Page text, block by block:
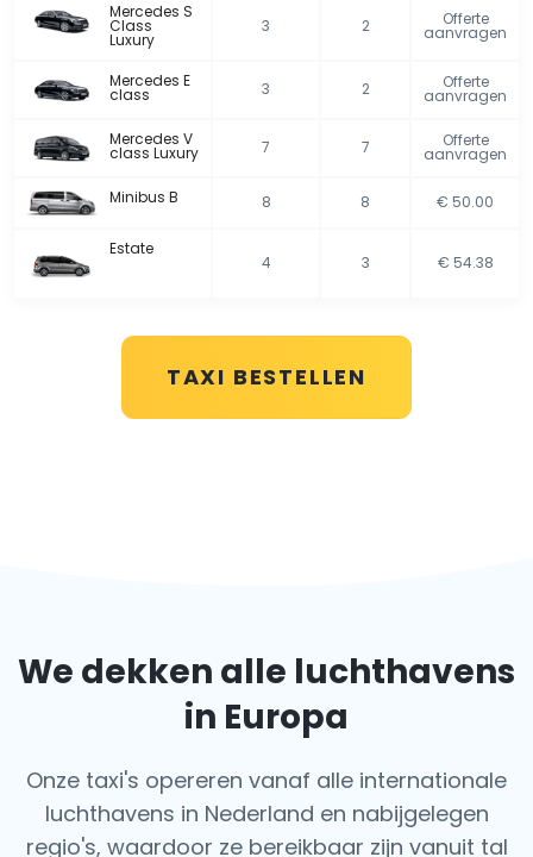
Mercedes S
Class
Luxury
3 2 Offerte
aanvragen
Mercedes E
class 3 2 Offerte
aanvragen
Mercedes V
class Luxury 7 7 Offerte
aanvragen
Minibus B 8 8 € 50.00
Estate
4 3 € 54.38
TAXI BESTELLEN
We dekken alle luchthavens
in Europa
Onze taxi's opereren vanaf alle internationale
luchthavens in Nederland en nabijgelegen
regio's, waardoor ze bereikbaar zijn vanuit tal